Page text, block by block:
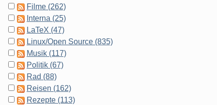
Filme (262)
Interna (25)
LaTeX (47)
Linux/Open Source (835)
Musik (117)
Politik (67)
Rad (88)
Reisen (162)
Rezepte (113)